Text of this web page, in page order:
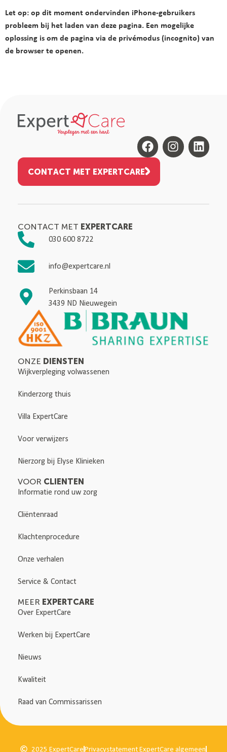
Let op: op dit moment ondervinden iPhone-gebruikers
probleem bij het laden van deze pagina. Een mogelijke
oplossing is om de pagina via de privémodus (incognito) van
de browser te openen.
CONTACT MET EXPERTCARE
CONTACT MET EXPERTCARE
030 600 8722
info@expertcare.nl
Perkinsbaan 14
3439 ND Nieuwegein
ONZE DIENSTEN
Wijkverpleging volwassenen
Kinderzorg thuis
Villa ExpertCare
Voor verwijzers
Nierzorg bij Elyse Klinieken
VOOR CLIENTEN
Informatie rond uw zorg
Cliëntenraad
Klachtenprocedure
Onze verhalen
Service & Contact
MEER EXPERTCARE
Over ExpertCare
Werken bij ExpertCare
Nieuws
Kwaliteit
Raad van Commissarissen
2025 ExpertCarePrivacystatement ExpertCare algemeen